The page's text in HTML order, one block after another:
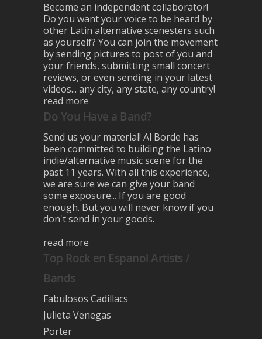
Become an independent collaborator!
Do you want your voice to be heard by
other Latin alternative scenesters such
as yourself? You can join the movement
by sending pictures to post of you and
your friends, submitting small concert
reviews, or even sending in your latest
videos... any city, any state, any country!
read more
Do You Have a Band?
Send us your material! Al Borde has
been committed to building the Latino
indie/alternative music scene for the
past 11 years. With all this experience,
we are sure we can give your band
some exposure... If you are good
enough. But you will never know if you
don't send in your goods.
read more
Top Rock en Espanol Artists /
Bands
Fabulosos Cadillacs
Julieta Venegas
Porter